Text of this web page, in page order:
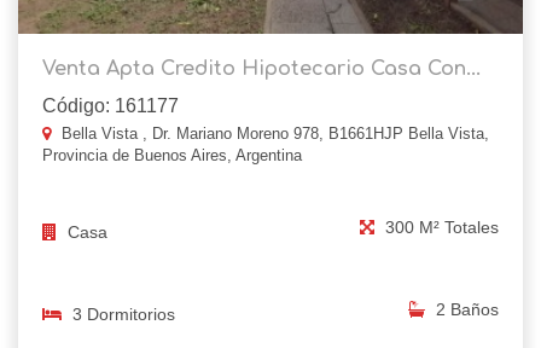
Venta Apta Credito Hipotecario Casa Con...
Código: 161177
Bella Vista , Dr. Mariano Moreno 978, B1661HJP Bella Vista,
Provincia de Buenos Aires, Argentina
Casa 300 M² Totales
3 Dormitorios 2 Baños